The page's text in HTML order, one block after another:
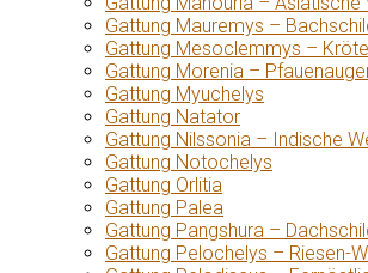
Gattung Mauremys –
Gattung Mesoclemmys –
Gattung Morenia –
Gattung Myuchelys
Gattung Natator
Gattung Nilssonia – Indische
Gattung Notochelys
Gattung Orlitia
Gattung Palea
Gattung Pangshura –
Gattung Pelochelys – Riesen-